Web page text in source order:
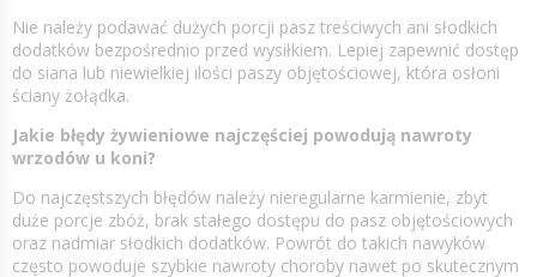
Nie należy podawać dużych porcji pasz treściwych ani słodkich
dodatków bezpośrednio przed wysiłkiem. Lepiej zapewnić dostęp
do siana lub niewielkiej ilości paszy objętościowej, która osłoni
ściany żołądka.
Jakie błędy żywieniowe najczęściej powodują nawroty
wrzodów u koni?
Do najczęstszych błędów należy nieregularne karmienie, zbyt
duże porcje zbóż, brak stałego dostępu do pasz objętościowych
oraz nadmiar słodkich dodatków. Powrót do takich nawyków
często powoduje szybkie nawroty choroby nawet po skutecznym